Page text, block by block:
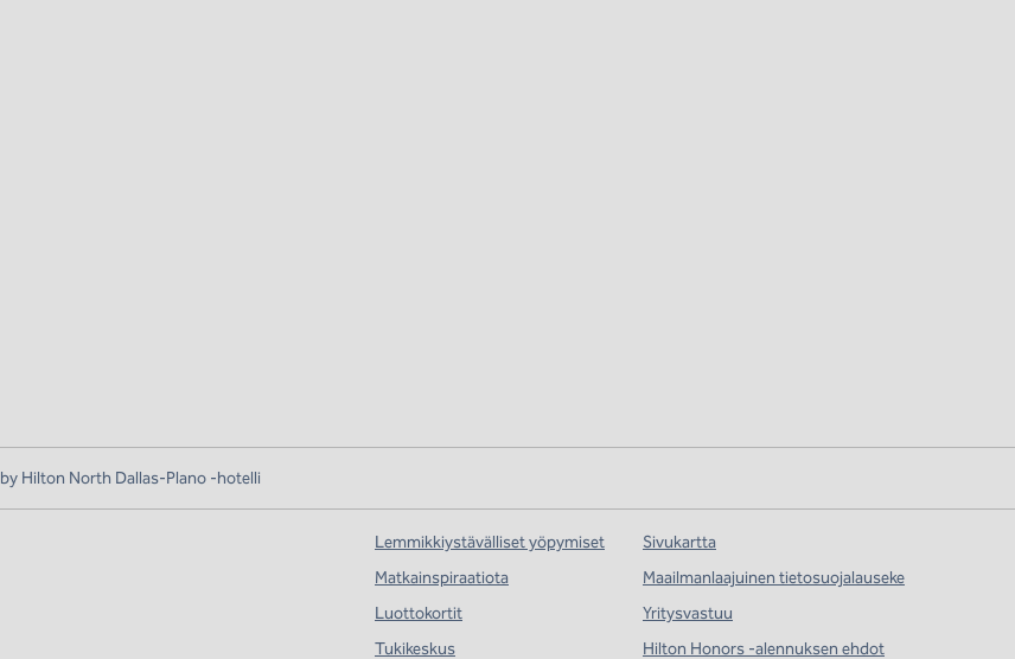
Hilton North Dallas-Plano -hotelli
Lemmikkiystävälliset yöpymiset
Matkainspiraatiota
Luottokortit
Tukikeskus
Sivukartta
Maailmanlaajuinen tietosuojalauseke
Yritysvastuu
Hilton Honors -alennuksen ehdot